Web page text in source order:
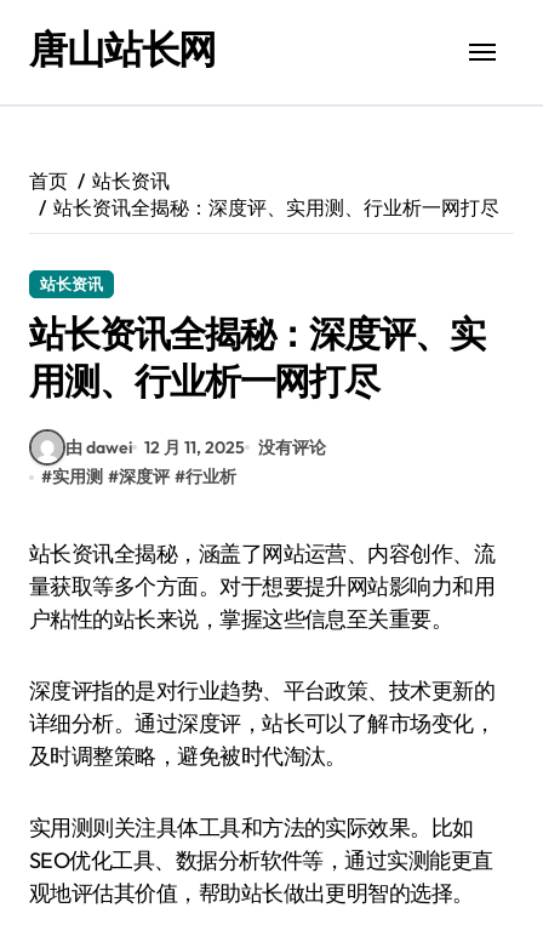
唐山站长网
首页
站长资讯
站长资讯全揭秘：深度评、实用测、行业析一网打尽
站长资讯
站长资讯全揭秘：深度评、实
用测、行业析一网打尽
由 dawei 12 月 11, 2025 没有评论
#实用测 #深度评 #行业析
站长资讯全揭秘，涵盖了网站运营、内容创作、流
量获取等多个方面。对于想要提升网站影响力和用
户粘性的站长来说，掌握这些信息至关重要。
深度评指的是对行业趋势、平台政策、技术更新的
详细分析。通过深度评，站长可以了解市场变化，
及时调整策略，避免被时代淘汰。
实用测则关注具体工具和方法的实际效果。比如
SEO优化工具、数据分析软件等，通过实测能更直
观地评估其价值，帮助站长做出更明智的选择。